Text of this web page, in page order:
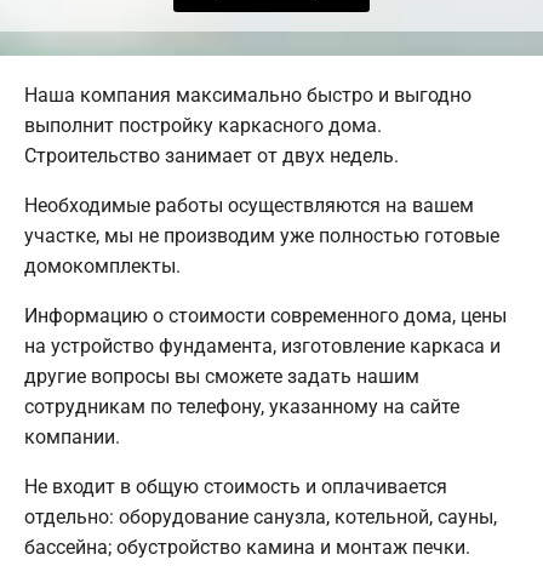
Наша компания максимально быстро и выгодно
выполнит постройку каркасного дома.
Строительство занимает от двух недель.
Необходимые работы осуществляются на вашем
участке, мы не производим уже полностью готовые
домокомплекты.
Информацию о стоимости современного дома, цены
на устройство фундамента, изготовление каркаса и
другие вопросы вы сможете задать нашим
сотрудникам по телефону, указанному на сайте
компании.
Не входит в общую стоимость и оплачивается
отдельно: оборудование санузла, котельной, сауны,
бассейна; обустройство камина и монтаж печки.